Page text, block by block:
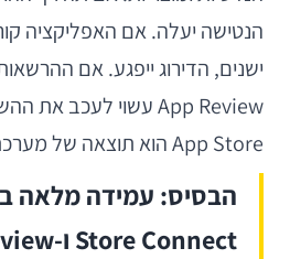
הנטישה יעלה. אם האפליקציה
ישנים, הדירוג ייפגע. אם
App Store הוא תוצאה של מערכת, לא של טריק.
Store Connect ו-App Review